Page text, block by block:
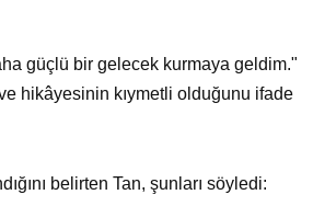
güçlü bir gelecek kurmaya geldim."
hikâyesinin kıymetli olduğunu ifade
belirten Tan, şunları söyledi: